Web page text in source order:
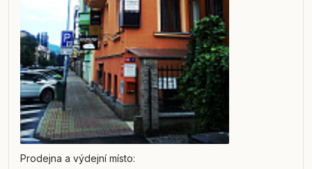
Prodejna a výdejní místo: